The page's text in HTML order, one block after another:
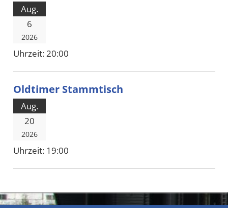
Aug.
6
2026
Uhrzeit:20:00
Oldtimer Stammtisch
Aug.
20
2026
Uhrzeit: 19:00